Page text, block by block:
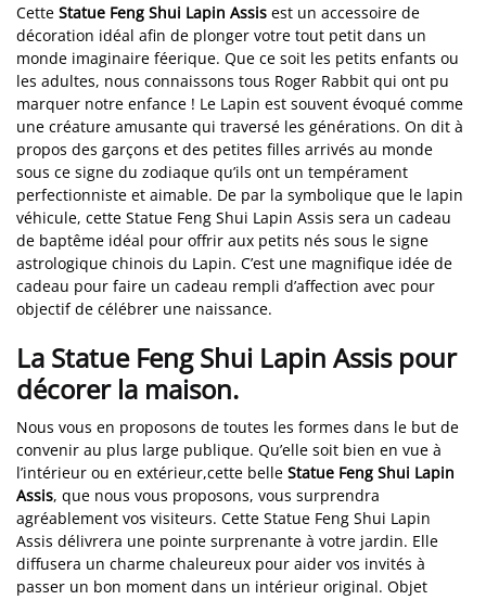
Cette Statue Feng Shui Lapin Assis est un accessoire de
décoration idéal afin de plonger votre tout petit dans un
monde imaginaire féerique. Que ce soit les petits enfants ou
les adultes, nous connaissons tous Roger Rabbit qui ont pu
marquer notre enfance ! Le Lapin est souvent évoqué comme
une créature amusante qui traversé les générations. On dit à
propos des garçons et des petites filles arrivés au monde
sous ce signe du zodiaque qu’ils ont un tempérament
perfectionniste et aimable. De par la symbolique que le lapin
véhicule, cette Statue Feng Shui Lapin Assis sera un cadeau
de baptême idéal pour offrir aux petits nés sous le signe
astrologique chinois du Lapin. C’est une magnifique idée de
cadeau pour faire un cadeau rempli d’affection avec pour
objectif de célébrer une naissance.
La Statue Feng Shui Lapin Assis pour
décorer la maison.
Nous vous en proposons de toutes les formes dans le but de
convenir au plus large publique. Qu’elle soit bien en vue à
l’intérieur ou en extérieur,cette belle Statue Feng Shui Lapin
Assis, que nous vous proposons, vous surprendra
agréablement vos visiteurs. Cette Statue Feng Shui Lapin
Assis délivrera une pointe surprenante à votre jardin. Elle
diffusera un charme chaleureux pour aider vos invités à
passer un bon moment dans un intérieur original. Objet